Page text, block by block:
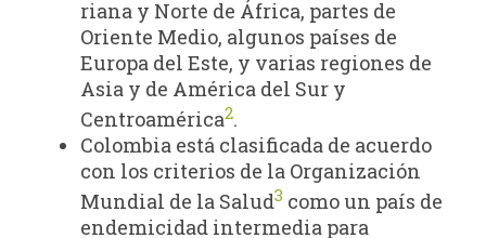
riana y Norte de África, partes de
Oriente Medio, algunos países de
Europa del Este, y varias regiones de
Asia y de América del Sur y
Centroamérica2.
Colombia está clasificada de acuerdo
con los criterios de la Organización
Mundial de la Salud3 como un país de
endemicidad intermedia para